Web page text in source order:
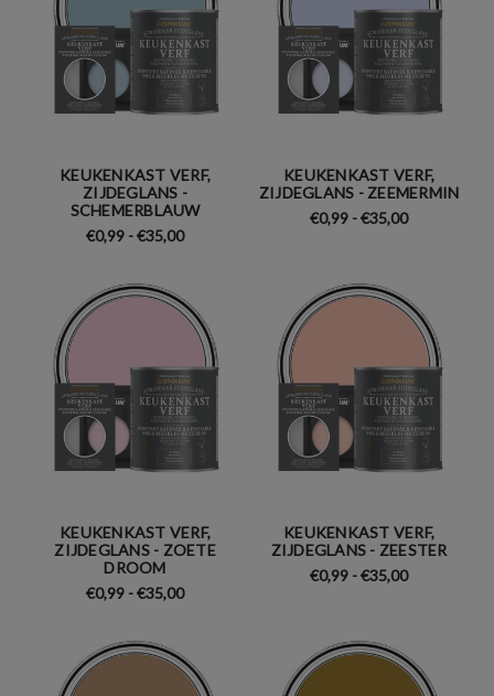
KEUKENKAST VERF,
ZIJDEGLANS -
SCHEMERBLAUW
€0,99 - €35,00
KEUKENKAST VERF,
ZIJDEGLANS - ZEEMERMIN
€0,99 - €35,00
KEUKENKAST VERF,
ZIJDEGLANS - ZOETE
DROOM
€0,99 - €35,00
KEUKENKAST VERF,
ZIJDEGLANS - ZEESTER
€0,99 - €35,00